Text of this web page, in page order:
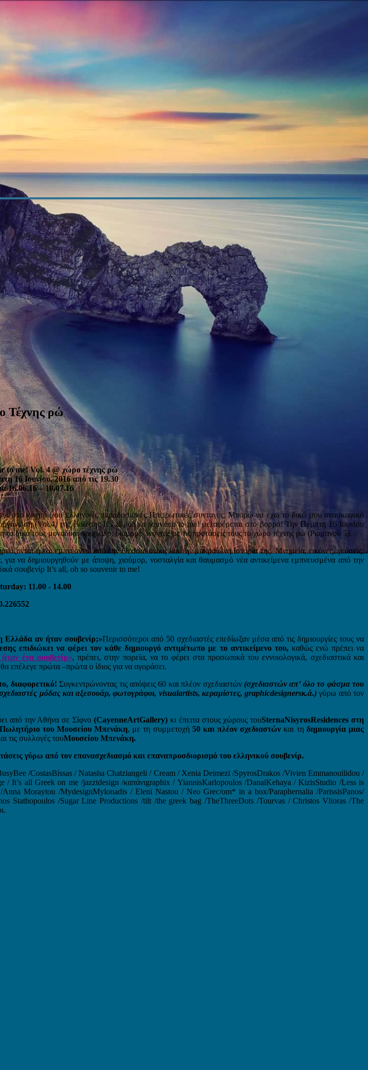
Τέχνης ρώ
to me! Vol. 4 @ χώρο τέχνης ρώ
16 Ιουνίου, 2016 από τις 19.30
16.06.16 – 10.07.16
κινητό μου ελληνικές παραδοσιακές Ηπειρώτικες συνταγές; Μπορώ να έχω το δικό μου ανασκαφικό
(Vol.4) της έκθεσης It’s all, oh so souvenir to me! μεταφέρεται στο βορρά! Την Πέμπτη 16 Ιουνίου
δικά τους μοναδικά σουβενίρ, διαμορφώνοντας με τις προτάσεις τους το χώρο τέχνης ρώ (Ρωμανού 5).
ή και εμπνέονται από την Θεσσαλονίκη και την μακραίωνη ιστορία της. Μνημεία, εικόνες, γεύσεις,
για να δημιουργηθούν με άποψη, χιούμορ, νοσταλγία και θαυμασμό νέα αντικείμενα εμπνευσμένα από την
σουβενίρ It’s all, oh so souvenir to me!
11.00 - 14.00
αν ήταν σουβενίρ;»Περισσότεροι από 50 σχεδιαστές επεδίωξαν μέσα από τις δημιουργίες τους να
επιδιώκει να φέρει τον κάθε δημιουργό αντιμέτωπο με το αντικείμενο του,καθώς ενώ πρέπει να
ένα σουβενίρ», πρέπει, στην πορεία, να το φέρει στα προσωπικά του εννοιολογικά, σχεδιαστικά και
επέλεγε πρώτα –πρώτα ο ίδιος για να αγοράσει.
διαφορετικό! Συγκεντρώνοντας τις απόψεις 60 και πλέον σχεδιαστών (σχεδιαστών απ’ όλο το φάσμα του
μόδας και αξεσουάρ, φωτογράφοι, visualartists, κεραμίστες, graphicdesignersκ.ά.) γύρω από τον
από την Αθήνα σε Σίφνο (CayenneArtGallery) κι έπειτα στους χώρους τουSternaNisyrosResidences στη
Πωλητήριο του Μουσείου Μπενάκη, με τη συμμετοχή 50 και πλέον σχεδιαστών και τη δημιουργία μιας
τις συλλογές τουΜουσείου Μπενάκη.
γύρω από τον επανασχεδιασμό και επαναπροσδιορισμό του ελληνικού σουβενίρ.
/CostasBissas / Natasha Chatziangeli / Cream / Xenia Deimezi /SpyrosDrakos /Vivien Emmanouilidou /
It’s all Greek on me /jazztdesign /καπάνιgraphix / YiannisKarlopoulos /DanaiKehaya / KizisStudio /Less is
Moraytou /MydesignMylonadis / Eleni Nastou / Neo Grec/om* in a box/Paraphernalia /ParissisPanos/
Stathopoulos /Sugar Line Productions /tilt /the greek bag /TheThreeDots /Tourvas / Christos Vlioras /The